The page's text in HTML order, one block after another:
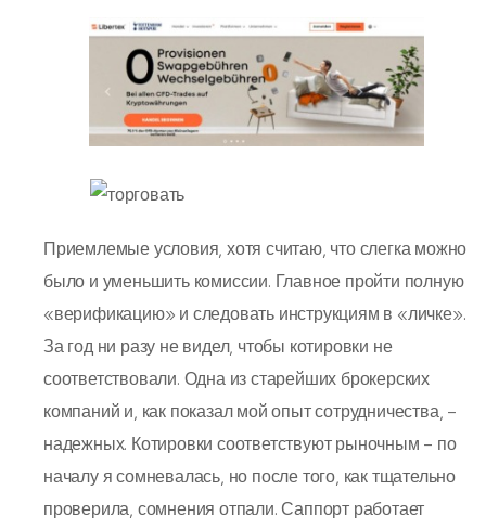
Приемлемые условия, хотя считаю, что слегка можно
было и уменьшить комиссии. Главное пройти полную
«верификацию» и следовать инструкциям в «личке».
За год ни разу не видел, чтобы котировки не
соответствовали. Одна из старейших брокерских
компаний и, как показал мой опыт сотрудничества, –
надежных. Котировки соответствуют рыночным – по
началу я сомневалась, но после того, как тщательно
проверила, сомнения отпали. Саппорт работает